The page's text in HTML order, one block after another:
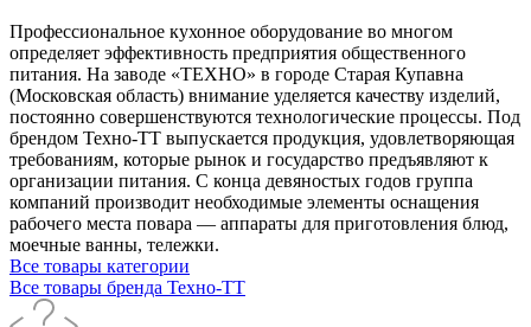
Профессиональное кухонное оборудование во многом
определяет эффективность предприятия общественного
питания. На заводе «ТЕХНО» в городе Старая Купавна
(Московская область) внимание уделяется качеству изделий,
постоянно совершенствуются технологические процессы. Под
брендом Техно-ТТ выпускается продукция, удовлетворяющая
требованиям, которые рынок и государство предъявляют к
организации питания. С конца девяностых годов группа
компаний производит необходимые элементы оснащения
рабочего места повара — аппараты для приготовления блюд,
моечные ванны, тележки.
Все товары категории
Все товары бренда Техно-ТТ